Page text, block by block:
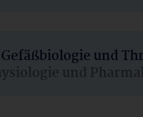
und
und